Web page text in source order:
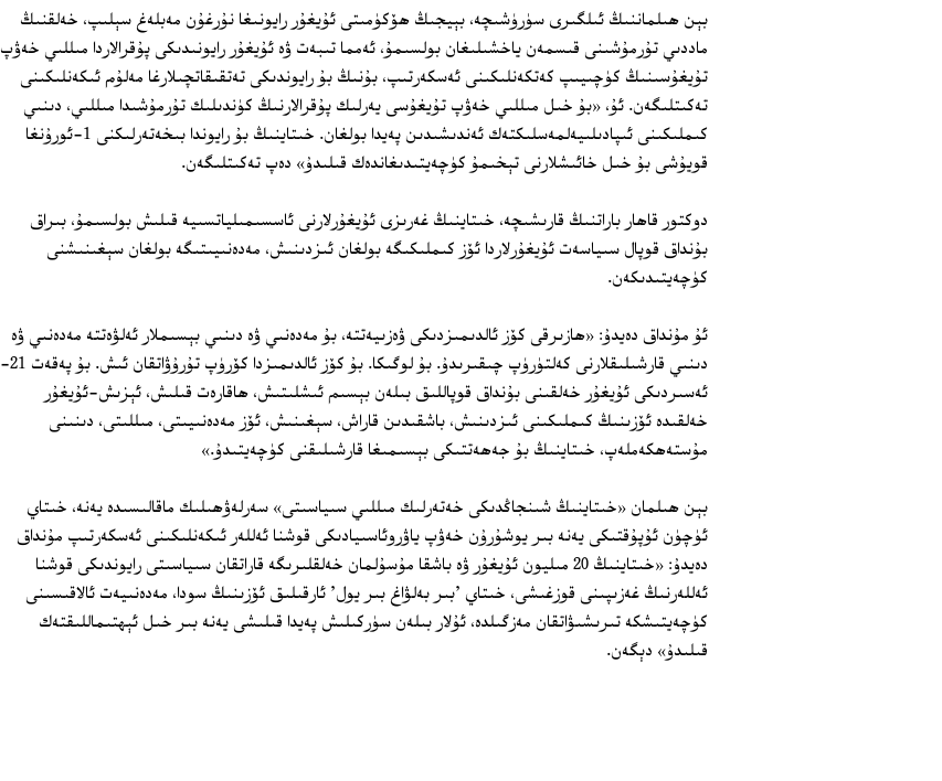
بېن ھىلماننىڭ ئىلگىرى سۈرۈشىچە، بېيجىڭ ھۆكۈمىتى ئۇيغۇر رايونىغا نۇرغۇن مەبلەغ سېلىپ، خەلقنىڭ
ماددىي تۇرمۇشىنى قىسمەن ياخشىلىغان بولسىمۇ، ئەمما تىبەت ۋە ئۇيغۇر رايونىدىكى پۇقرالاردا مىللىي خەۋپ
تۇيغۇسىنىڭ كۈچىيىپ كەتكەنلىكىنى ئەسكەرتىپ، بۇنىڭ بۇ رايوندىكى تەتقىقاتچىلارغا مەلۇم ئىكەنلىكىنى
تەكىتلىگەن. ئۇ، «بۇ خىل مىللىي خەۋپ تۇيغۇسى يەرلىك پۇقرالارنىڭ كۈندىلىك تۇرمۇشىدا مىللىي، دىنىي
كىملىكىنى ئىپادىلىيەلمەسلىكتەك ئەندىشىدىن پەيدا بولغان. خىتاينىڭ بۇ رايوندا بىخەتەرلىكنى 1‏-ئورۇنغا
قويۇشى بۇ خىل خائىشلارنى تېخىمۇ كۈچەيتىدىغاندەك قىلىدۇ» دەپ تەكىتلىگەن.
دوكتور قاھار باراتنىڭ قارىشىچە، خىتاينىڭ غەرىزى ئۇيغۇرلارنى ئاسسىمىلياتسىيە قىلىش بولسىمۇ، بىراق
بۇنداق قوپال سىياسەت ئۇيغۇرلاردا ئۆز كىملىكىگە بولغان ئىزدىنىش، مەدەنىيىتىگە بولغان سېغىنىشنى
كۈچەيتىدىكەن.
ئۇ مۇنداق دەيدۇ: «ھازىرقى كۆز ئالدىمىزدىكى ۋەزىيەتتە، بۇ مەدەنىي ۋە دىنىي بېسىملار ئەلۋەتتە مەدەنىي ۋە
دىنىي قارشىلىقلارنى كەلتۈرۈپ چىقىرىدۇ. بۇ لوگىكا. بۇ كۆز ئالدىمىزدا كۆرۈپ تۇرۇۋاتقان ئىش. بۇ پەقەت 21‏-
ئەسىردىكى ئۇيغۇر خەلقىنى بۇنداق قوپاللىق بىلەن بېسىم ئىشلىتىش، ھاقارەت قىلىش، ئېزىش-ئۇيغۇر
خەلقىدە ئۆزىنىڭ كىملىكىنى ئىزدىنىش، باشقىدىن قاراش، سېغىنىش، ئۆز مەدەنىيىتى، مىللىتى، دىنىنى
مۇستەھكەملەپ، خىتاينىڭ بۇ جەھەتتىكى بېسىمىغا قارشىلىقنى كۈچەيتىدۇ.»
بېن ھىلمان «خىتاينىڭ شىنجاڭدىكى خەتەرلىك مىللىي سىياسىتى» سەرلەۋھىلىك ماقالىسىدە يەنە، خىتاي
ئۈچۈن ئۇپۇقتىكى يەنە بىر يوشۇرۇن خەۋپ ياۋروئاسىيادىكى قوشنا ئەللەر ئىكەنلىكىنى ئەسكەرتىپ مۇنداق
دەيدۇ: «خىتاينىڭ 20 مىليون ئۇيغۇر ۋە باشقا مۇسۇلمان خەلقلىرىگە قاراتقان سىياسىتى رايوندىكى قوشنا
ئەللەرنىڭ غەزىپىنى قوزغىشى، خىتاي 'بىر بەلۋاغ بىر يول' ئارقىلىق ئۆزىنىڭ سودا، مەدەنىيەت ئالاقىسىنى
كۈچەيتىشكە تىرىشىۋاتقان مەزگىلدە، ئۇلار بىلەن سۈركىلىش پەيدا قىلىشى يەنە بىر خىل ئېھتىماللىقتەك
قىلىدۇ» دېگەن.